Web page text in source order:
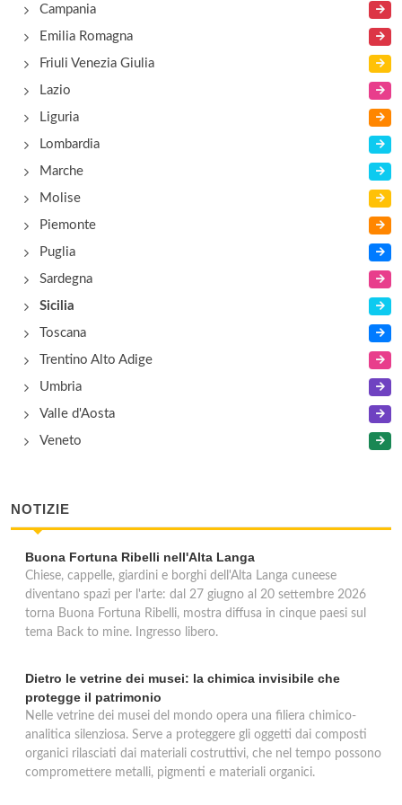
Campania
Emilia Romagna
Friuli Venezia Giulia
Lazio
Liguria
Lombardia
Marche
Molise
Piemonte
Puglia
Sardegna
Sicilia
Toscana
Trentino Alto Adige
Umbria
Valle d'Aosta
Veneto
NOTIZIE
Buona Fortuna Ribelli nell'Alta Langa
Chiese, cappelle, giardini e borghi dell'Alta Langa cuneese
diventano spazi per l'arte: dal 27 giugno al 20 settembre 2026
torna Buona Fortuna Ribelli, mostra diffusa in cinque paesi sul
tema Back to mine. Ingresso libero.
Dietro le vetrine dei musei: la chimica invisibile che
protegge il patrimonio
Nelle vetrine dei musei del mondo opera una filiera chimico-
analitica silenziosa. Serve a proteggere gli oggetti dai composti
organici rilasciati dai materiali costruttivi, che nel tempo possono
compromettere metalli, pigmenti e materiali organici.